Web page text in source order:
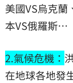
美國VS烏克蘭
本VS俄羅斯…
2.氣候危機：
在地球各地發